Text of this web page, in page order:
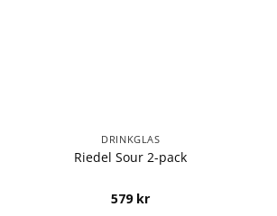
DRINKGLAS
Riedel Sour 2-pack
579 kr